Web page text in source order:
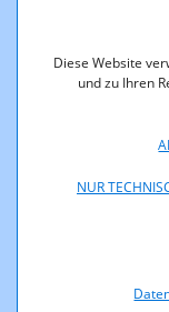
Diese Website
und zu Ihren
NUR
Zugang
Nachfrager:innen
Zusätzlich zu
Post der RTR-